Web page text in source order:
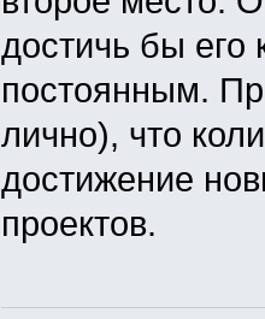
достичь бы его
постоянным.
лично), что
достижение
проектов.